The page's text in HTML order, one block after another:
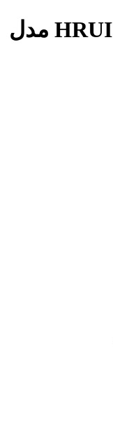
سوئیچ اترنت 8 پورت HRUI مدل